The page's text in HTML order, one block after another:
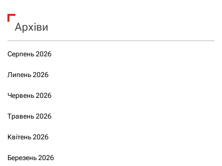
Архіви
Серпень 2026
Липень 2026
Червень 2026
Травень 2026
Квітень 2026
Березень 2026